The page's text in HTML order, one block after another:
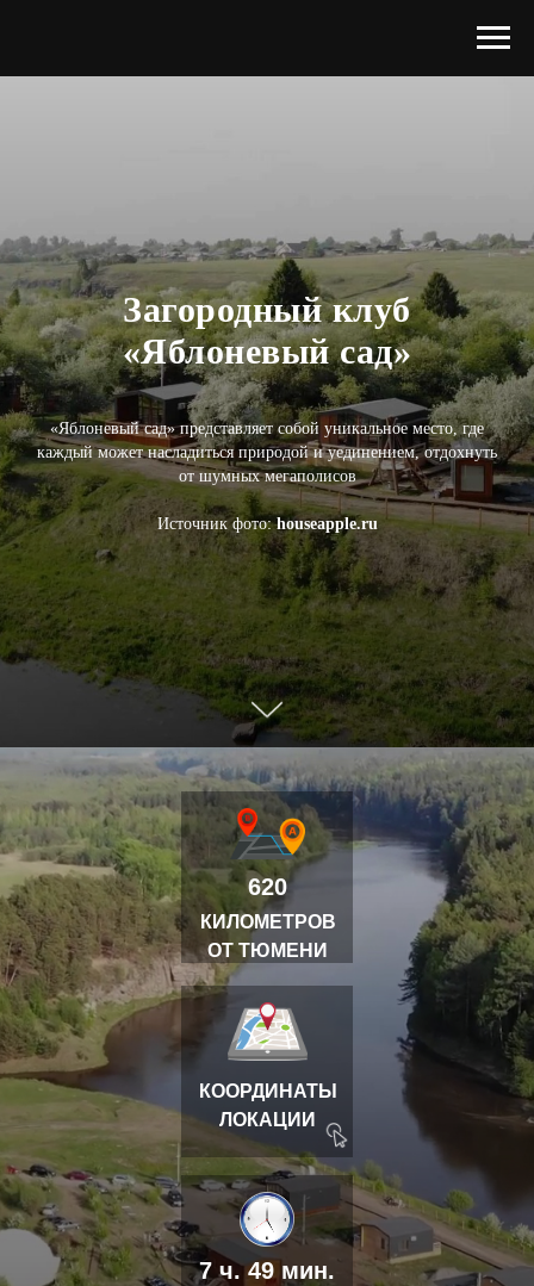
Загородный клуб
«Яблоневый сад»
«Яблоневый сад» представляет собой уникальное место, где
каждый может насладиться природой и уединением, отдохнуть
от шумных мегаполисов
Источник фото:houseapple.ru
КИЛОМЕТРОВ
ОТ ТЮМЕНИ
620
7 ч. 49 мин.
КООРДИНАТЫ
ЛОКАЦИИ